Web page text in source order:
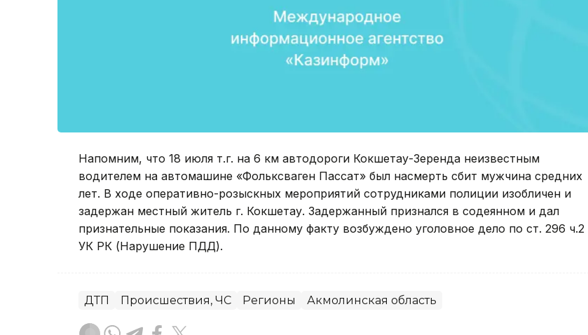
Напомним, что 18 июля т.г. на 6 км автодороги Кокшетау-Зеренда неизвестным
водителем на автомашине «Фольксваген Пассат» был насмерть сбит мужчина средних
лет. В ходе оперативно-розыскных мероприятий сотрудниками полиции изобличен и
задержан местный житель г. Кокшетау. Задержанный признался в содеянном и дал
признательные показания. По данному факту возбуждено уголовное дело по ст. 296 ч.2
УК РК (Нарушение ПДД).
ДТП Происшествия, ЧС Регионы Акмолинская область